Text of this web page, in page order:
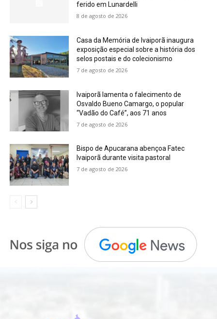
ferido em Lunardelli
8 de agosto de 2026
Casa da Memória de Ivaiporã inaugura
exposição especial sobre a história dos
selos postais e do colecionismo
7 de agosto de 2026
Ivaiporã lamenta o falecimento de
Osvaldo Bueno Camargo, o popular
“Vadão do Café”, aos 71 anos
7 de agosto de 2026
Bispo de Apucarana abençoa Fatec
Ivaiporã durante visita pastoral
7 de agosto de 2026